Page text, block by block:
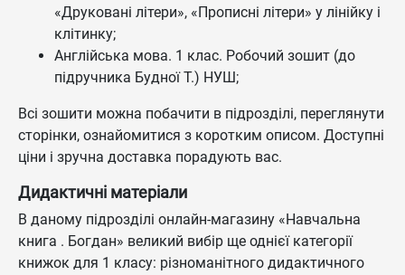
«Друковані літери», «Прописні літери» у лінійку і
клітинку;
Англійська мова. 1 клас. Робочий зошит (до
підручника Будної Т.) НУШ;
Всі зошити можна побачити в підрозділі, переглянути
сторінки, ознайомитися з коротким описом. Доступні
ціни і зручна доставка порадують вас.
Дидактичні матеріали
В даному підрозділі онлайн-магазину «Навчальна
книга . Богдан» великий вибір ще однієї категорії
книжок для 1 класу: різноманітного дидактичного